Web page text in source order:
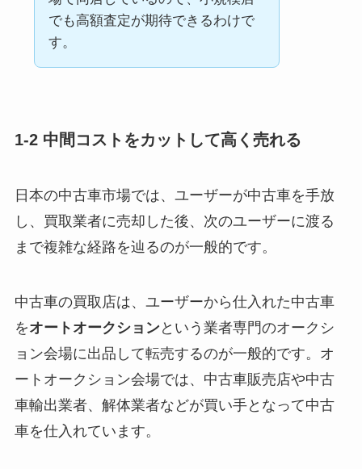
でも高額査定が期待できるわけで
す。
1-2 中間コストをカットして高く売れる
日本の中古車市場では、ユーザーが中古車を手放
し、買取業者に売却した後、次のユーザーに渡る
まで複雑な経路を辿るのが一般的です。
中古車の買取店は、ユーザーから仕入れた中古車
をオートオークションという業者専門のオークシ
ョン会場に出品して転売するのが一般的です。オ
ートオークション会場では、中古車販売店や中古
車輸出業者、解体業者などが買い手となって中古
車を仕入れています。